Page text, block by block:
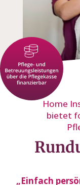
Home
bietet
„Einfach